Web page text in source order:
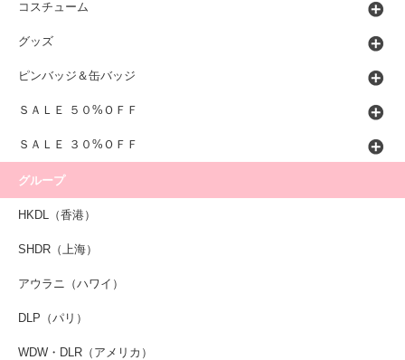
コスチューム
グッズ
ピンバッジ＆缶バッジ
ＳＡＬＥ ５０%ＯＦＦ
ＳＡＬＥ ３０%ＯＦＦ
グループ
HKDL（香港）
SHDR（上海）
アウラニ（ハワイ）
DLP（パリ）
WDW・DLR（アメリカ）